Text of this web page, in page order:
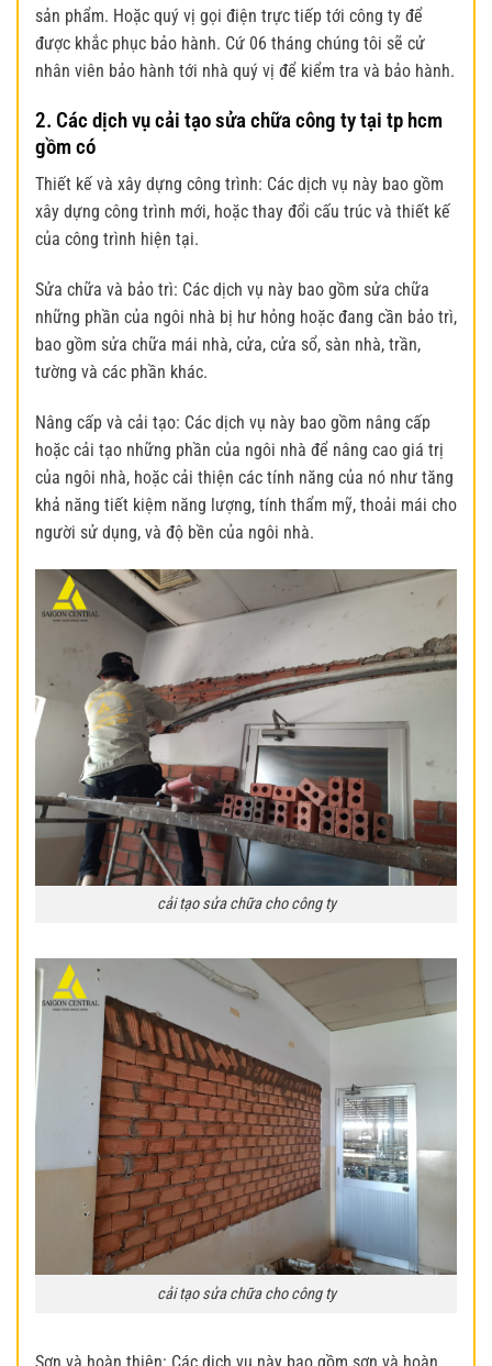
sản phẩm. Hoặc quý vị gọi điện trực tiếp tới công ty để
được khắc phục bảo hành. Cứ 06 tháng chúng tôi sẽ cử
nhân viên bảo hành tới nhà quý vị để kiểm tra và bảo hành.
2. Các dịch vụ cải tạo sửa chữa công ty tại tp hcm
gồm có
Thiết kế và xây dựng công trình: Các dịch vụ này bao gồm
xây dựng công trình mới, hoặc thay đổi cấu trúc và thiết kế
của công trình hiện tại.
Sửa chữa và bảo trì: Các dịch vụ này bao gồm sửa chữa
những phần của ngôi nhà bị hư hỏng hoặc đang cần bảo trì,
bao gồm sửa chữa mái nhà, cửa, cửa sổ, sàn nhà, trần,
tường và các phần khác.
Nâng cấp và cải tạo: Các dịch vụ này bao gồm nâng cấp
hoặc cải tạo những phần của ngôi nhà để nâng cao giá trị
của ngôi nhà, hoặc cải thiện các tính năng của nó như tăng
khả năng tiết kiệm năng lượng, tính thẩm mỹ, thoải mái cho
người sử dụng, và độ bền của ngôi nhà.
cải tạo sửa chữa cho công ty
cải tạo sửa chữa cho công ty
Sơn và hoàn thiện: Các dịch vụ này bao gồm sơn và hoàn